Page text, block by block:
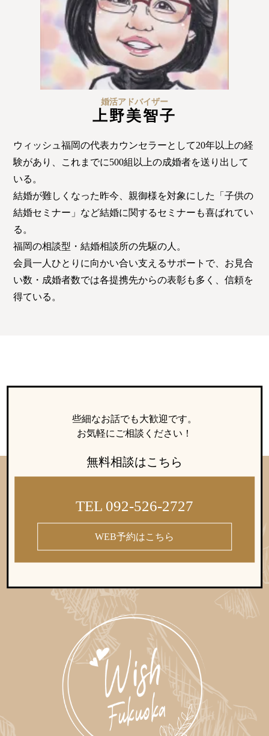
婚活アドバイザー
上野美智子
ウィッシュ福岡の代表カウンセラーとして20年以上の経
験があり、これまでに500組以上の成婚者を送り出して
いる。
結婚が難しくなった昨今、親御様を対象にした「子供の
結婚セミナー」など結婚に関するセミナーも喜ばれてい
る。
福岡の相談型・結婚相談所の先駆の人。
会員一人ひとりに向かい合い支えるサポートで、お見合
い数・成婚者数では各提携先からの表彰も多く、信頼を
得ている。
些細なお話でも大歓迎です。
お気軽にご相談ください！
無料相談はこちら
TEL 092-526-2727
WEB予約はこちら